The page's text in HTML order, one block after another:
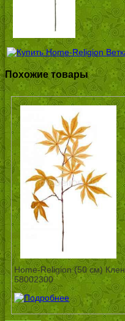
Похожие товары
Home-Religion (50 см) Клен
58002300